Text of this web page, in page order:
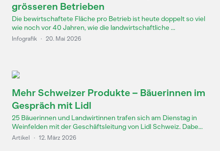
grösseren Betrieben
Die bewirtschaftete Fläche pro Betrieb ist heute doppelt so viel
wie noch vor 40 Jahren, wie die landwirtschaftliche ...
Infografik · 20. Mai 2026
Mehr Schweizer Produkte – Bäuerinnen im
Gespräch mit Lidl
25 Bäuerinnen und Landwirtinnen trafen sich am Dienstag in
Weinfelden mit der Geschäftsleitung von Lidl Schweiz. Dabe...
Artikel · 12. März 2026